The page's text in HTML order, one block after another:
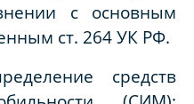
с основным
ст. 264 УК РФ.
средств